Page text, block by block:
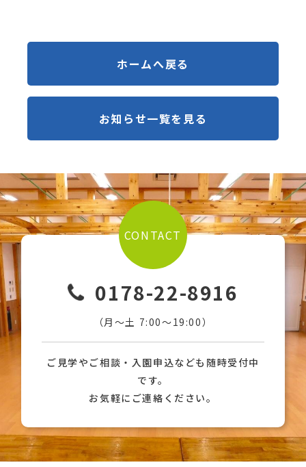
ホームへ戻る
お知らせ一覧を見る
CONTACT
0178-22-8916
（月〜土 7:00〜19:00）
ご見学やご相談・入園申込なども随時受付中
です。
お気軽にご連絡ください。